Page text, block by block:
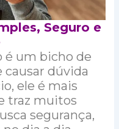
Seguro e
é um bicho de
causar dúvida
ele é mais
traz muitos
segurança,